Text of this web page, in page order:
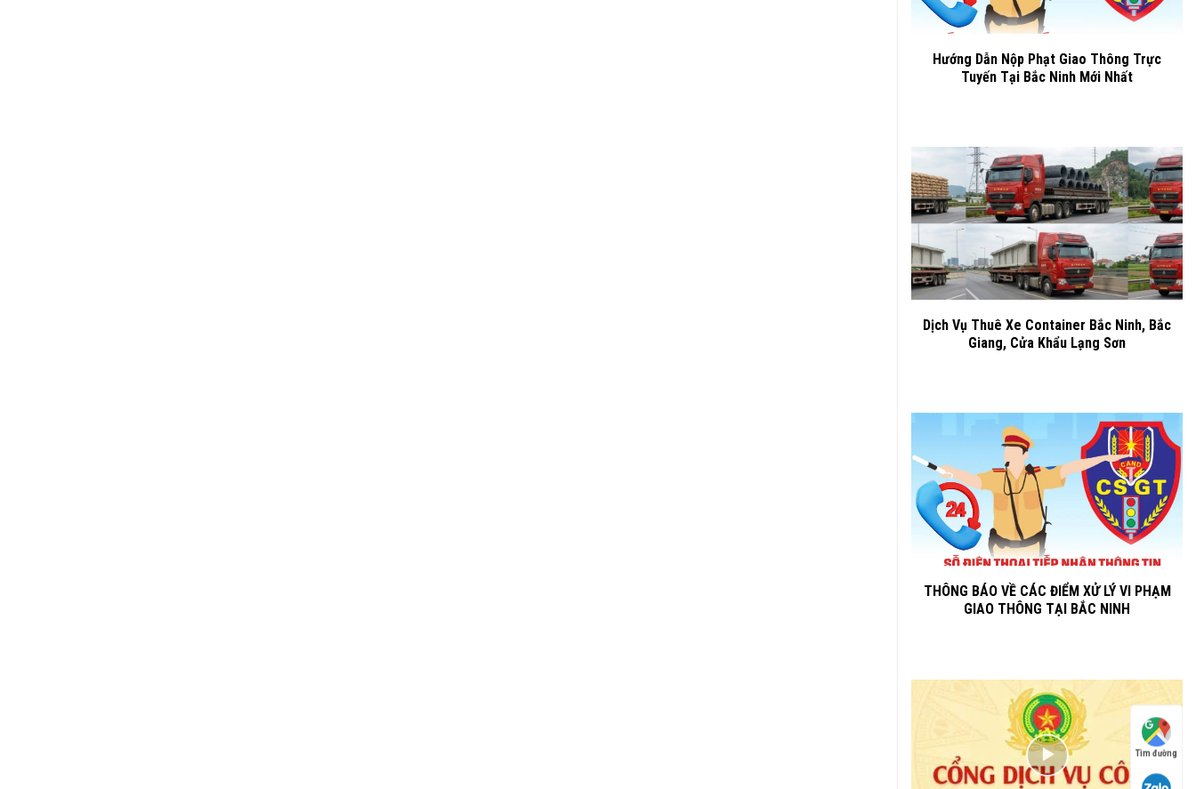
Hướng Dẫn Nộp Phạt Giao Thông Trực
Tuyến Tại Bắc Ninh Mới Nhất
Dịch Vụ Thuê Xe Container Bắc Ninh, Bắc
Giang, Cửa Khẩu Lạng Sơn
THÔNG BÁO VỀ CÁC ĐIỂM XỬ LÝ VI PHẠM
GIAO THÔNG TẠI BẮC NINH
Tìm đường